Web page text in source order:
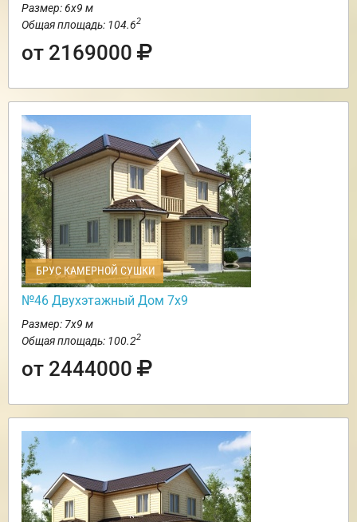
Размер: 6х9 м
Общая площадь: 104.62
от 2169000
БРУС КАМЕРНОЙ СУШКИ
№46 Двухэтажный Дом 7х9
Размер: 7х9 м
Общая площадь: 100.22
от 2444000